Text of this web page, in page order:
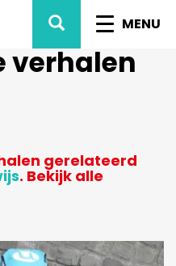
MENU
ZOEK
verhalen
gerelateerd
. Bekijk alle